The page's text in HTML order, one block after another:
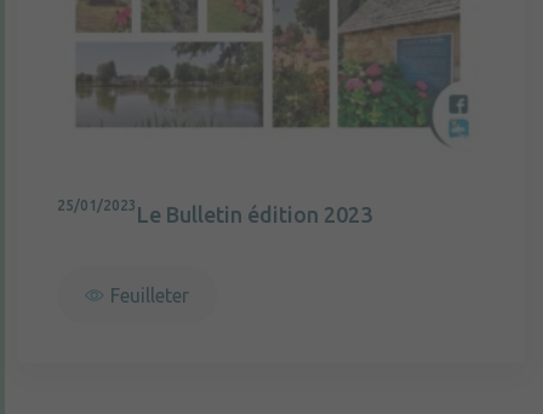
25/01/2023 Le Bulletin édition 2023
Feuilleter